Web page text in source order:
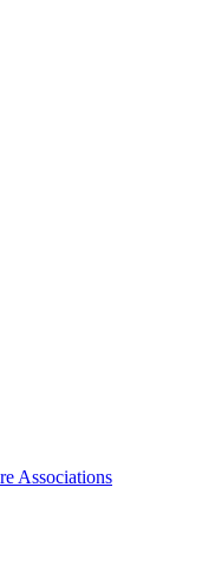
Associations